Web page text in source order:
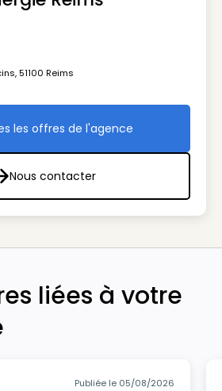
,51100 Reims
Toutes les offres de l'agence
les offres de l'agence
Nous contacter
Nous contacter
liées à votre
Publiée le 05/08/2026